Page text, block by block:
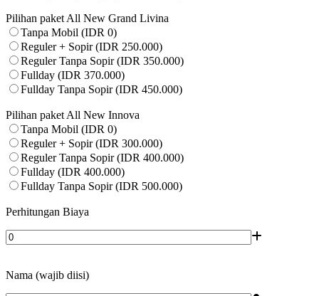
Pilihan paket All New Grand Livina
Tanpa Mobil (IDR 0)
Reguler + Sopir (IDR 250.000)
Reguler Tanpa Sopir (IDR 350.000)
Fullday (IDR 370.000)
Fullday Tanpa Sopir (IDR 450.000)
Pilihan paket All New Innova
Tanpa Mobil (IDR 0)
Reguler + Sopir (IDR 300.000)
Reguler Tanpa Sopir (IDR 400.000)
Fullday (IDR 400.000)
Fullday Tanpa Sopir (IDR 500.000)
Perhitungan Biaya
Nama (wajib diisi)